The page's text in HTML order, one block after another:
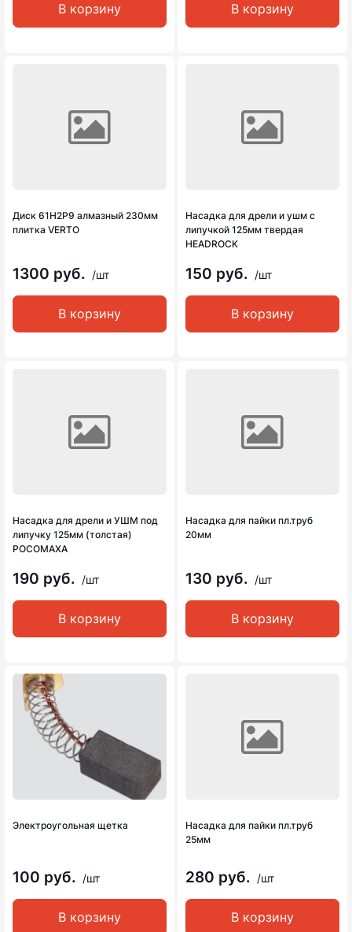
В корзину В корзину
Диск 61Н2Р9 алмазный 230мм
плитка VERTO
1300 руб. /шт
В корзину
Насадка для дрели и ушм с
липучкой 125мм твердая
HEADROCK
150 руб. /шт
В корзину
Насадка для дрели и УШМ под
липучку 125мм (толстая)
РОСОМАХА
190 руб. /шт
В корзину
Насадка для пайки пл.труб
20мм
130 руб. /шт
В корзину
Электроугольная щетка
100 руб. /шт
В корзину
Насадка для пайки пл.труб
25мм
280 руб. /шт
В корзину